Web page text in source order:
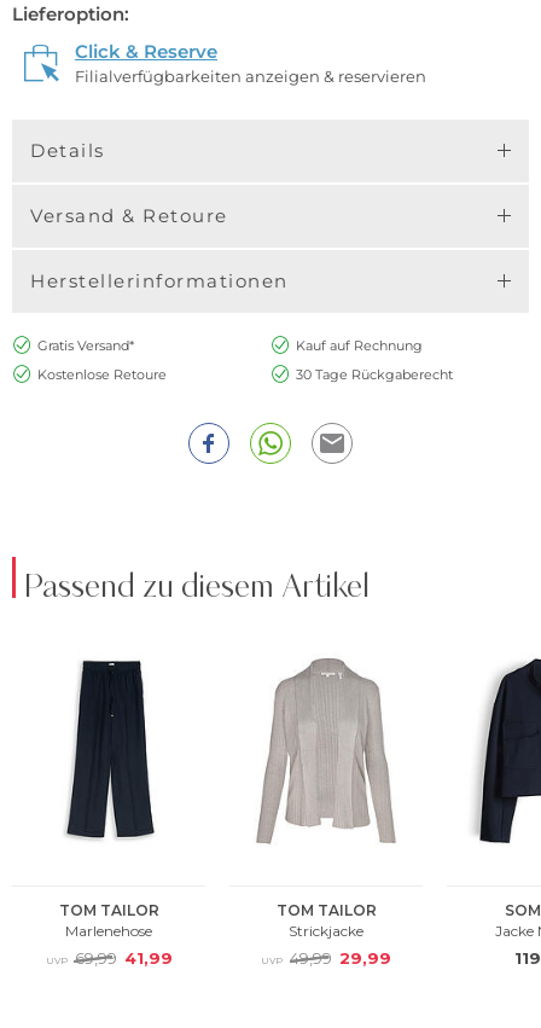
Lieferoption:
Click & Reserve
Filialverfügbarkeiten anzeigen & reservieren
Details
Versand & Retoure
Herstellerinformationen
Gratis Versand*
Kauf auf Rechnung
Kostenlose Retoure
30 Tage Rückgaberecht
Passend zu diesem Artikel